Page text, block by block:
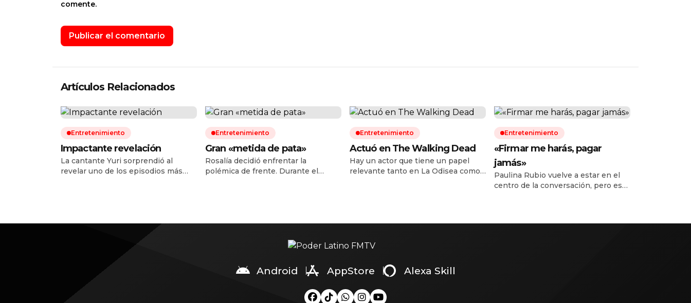
comente.
Artículos Relacionados
Entretenimiento
Impactante revelación
La cantante Yuri sorprendió al
revelar uno de los episodios más
con cáncer de intestino, una
Entretenimiento
Gran «metida de pata»
Rosalía decidió enfrentar la
polémica de frente. Durante el
argentinos luego de la controversia
publicación en redes sociales tras la
Entretenimiento
Actuó en The Walking Dead
Hay un actor que tiene un papel
relevante tanto en La Odisea como
cinematográfico paseándose de
promocionar estos dos
una tercera persona que, sin
acaparar tanta […]
Entretenimiento
«Firmar me harás, pagar
jamás»
Paulina Rubio vuelve a estar en el
centro de la conversación, pero esta
el reconocido diseñador Michael
Android AppStore Alexa Skill